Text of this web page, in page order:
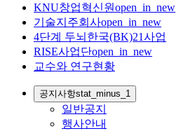
KNU창업혁신원open_in_new
기술지주회사open_in_new
4단계 두뇌한국(BK)21사업
RISE사업단open_in_new
교수와 연구현황
공지사항stat_minus_1
일반공지
행사안내